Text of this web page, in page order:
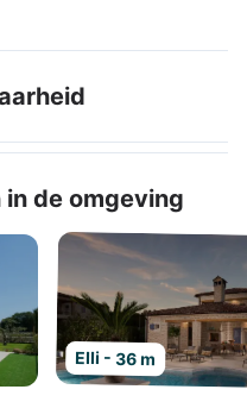
de omgeving
Elli - 36 m